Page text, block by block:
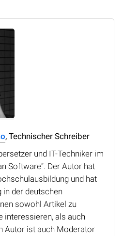
, Technischer Schreiber
und IT-Techniker im
Software“. Der Autor hat
und hat
in der deutschen
sowohl Artikel zu
interessieren, als auch
Autor ist auch Moderator